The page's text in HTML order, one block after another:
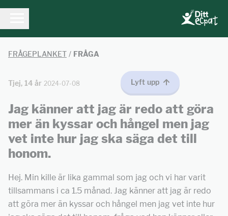
FRÅGEPLANKET / FRÅGA
Tjej, 14 år 2024-07-08 Lyft upp
Jag känner att jag är redo att göra
mer än kyssar och hångel men jag
vet inte hur jag ska säga det till
honom.
Hej. Min kille är lika gammal som jag och vi har varit
tillsammans i ca 1.5 månad. Jag känner att jag är redo
att göra mer än kyssar och hångel men jag vet inte hur